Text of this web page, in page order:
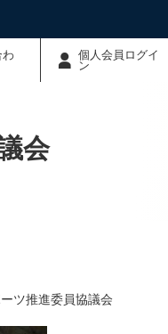
わ
個人会員ログイ
ン
会
ツ推進委員協議会